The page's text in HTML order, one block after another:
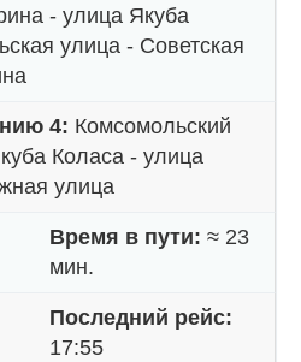
- улица Якуба
улица - Советская
4: Комсомольский
Коласа - улица
улица
Время в пути: ≈ 23
мин.
Последний рейс:
17:55